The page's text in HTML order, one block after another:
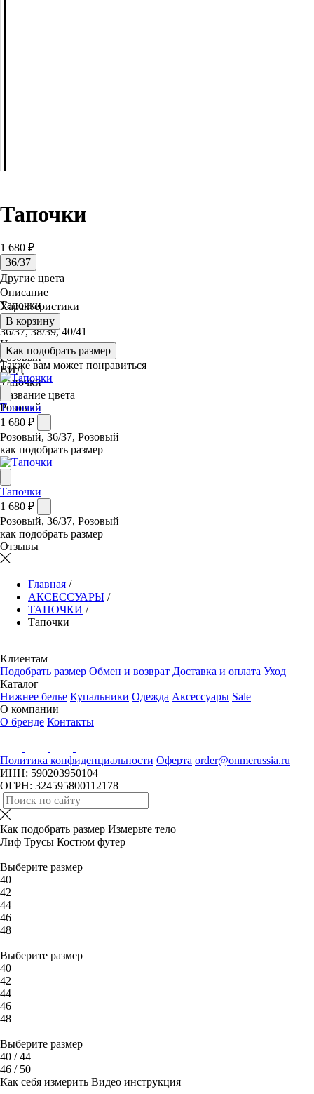
Тапочки
1 680 ₽
36/37
Другие цвета
Описание
Тапочки
Характеристики
Размер
36/37, 38/39, 40/41
Цвет
Розовый
ВИД
Тапочки
Название цвета
Розовый
В корзину
Как подобрать размер
Также вам может понравиться
Тапочки
1 680 ₽
Розовый, 36/37, Розовый
как подобрать размер
Тапочки
1 680 ₽
Розовый, 36/37, Розовый
как подобрать размер
Отзывы
Главная /
АКСЕССУАРЫ /
ТАПОЧКИ /
Тапочки
Клиентам
Подобрать размер Обмен и возврат Доставка и оплата Уход
Каталог
Нижнее белье Купальники Одежда Аксессуары Sale
О компании
О бренде Контакты
Политика конфиденциальности Оферта order@onmerussia.ru
ИНН: 590203950104
ОГРН: 324595800112178
Как подобрать размер Измерьте тело
Лиф Трусы Костюм футер
Выберите размер
40
42
44
46
48
Выберите размер
40
42
44
46
48
Выберите размер
40 / 44
46 / 50
Как себя измерить Видео инструкция